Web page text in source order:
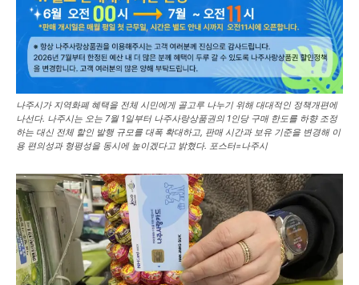
나주시가 지역화폐 혜택을 전체 시민에게 골고루 나누기 위해 대대적인 정책개편에
나선다. 나주시는 오는 7월 1일부터 나주사랑상품권의 1인당 구매 한도를 하향 조정
하는 대신 전체 할인 발행 규모를 대폭 확대하고, 판매 시간과 보유 기준을 변경해 이
용 편의성과 형평성을 동시에 높이겠다고 밝혔다. 포스터=나주시